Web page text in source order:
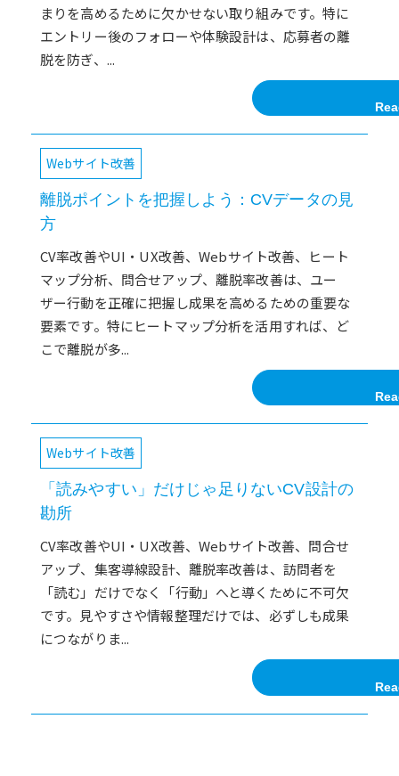
まりを高めるために欠かせない取り組みです。特に
エントリー後のフォローや体験設計は、応募者の離
脱を防ぎ、...
Webサイト改善
離脱ポイントを把握しよう：CVデータの見
方
CV率改善やUI・UX改善、Webサイト改善、ヒート
マップ分析、問合せアップ、離脱率改善は、ユー
ザー行動を正確に把握し成果を高めるための重要な
要素です。特にヒートマップ分析を活用すれば、ど
こで離脱が多...
Webサイト改善
「読みやすい」だけじゃ足りないCV設計の
勘所
CV率改善やUI・UX改善、Webサイト改善、問合せ
アップ、集客導線設計、離脱率改善は、訪問者を
「読む」だけでなく「行動」へと導くために不可欠
です。見やすさや情報整理だけでは、必ずしも成果
につながりま...